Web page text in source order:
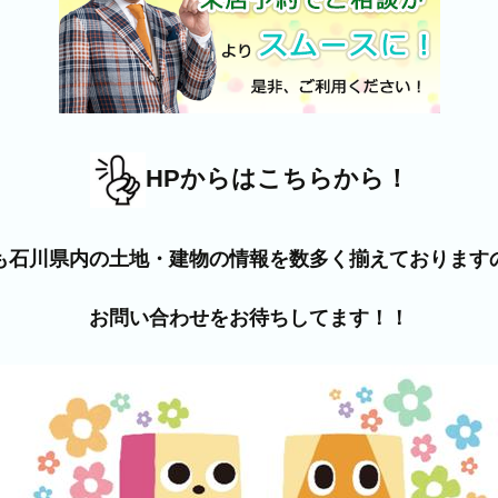
HPからはこちらから！
石川県内の土地・建物の情報を数多く揃えております
お問い合わせをお待ちしてます！！